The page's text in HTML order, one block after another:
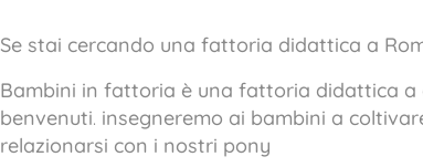
Se stai cercando una fattoria didattica a
Bambini in fattoria è una fattoria didattica a
benvenuti. insegneremo ai bambini a
relazionarsi con i nostri pony